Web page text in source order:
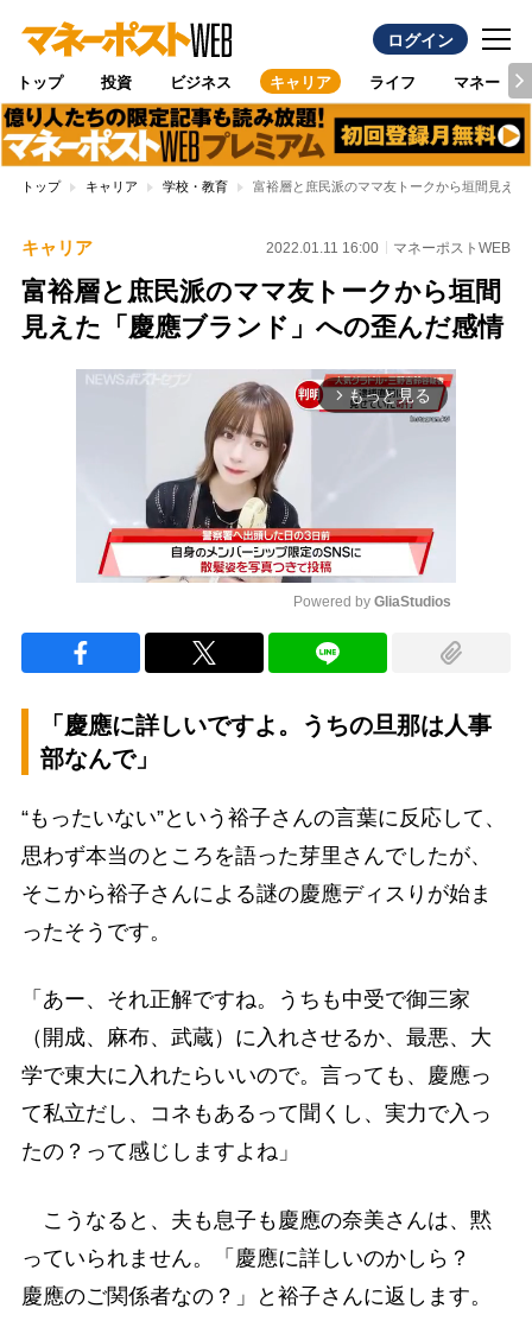
ログイン
トップ 投資 ビジネス キャリア ライフ マネー
トップ キャリア 学校・教育 富裕層と庶民派のママ友トークから垣間見え
キャリア 2022.01.11 16:00 マネーポストWEB
富裕層と庶民派のママ友トークから垣間
見えた「慶應ブランド」への歪んだ感情
arrow_forward_ios もっと見る
Powered by GliaStudios
「慶應に詳しいですよ。うちの旦那は人事
部なんで」
“もったいない”という裕子さんの言葉に反応して、
思わず本当のところを語った芽里さんでしたが、
そこから裕子さんによる謎の慶應ディスりが始ま
ったそうです。
「あー、それ正解ですね。うちも中受で御三家
（開成、麻布、武蔵）に入れさせるか、最悪、大
学で東大に入れたらいいので。言っても、慶應っ
て私立だし、コネもあるって聞くし、実力で入っ
たの？って感じしますよね」
こうなると、夫も息子も慶應の奈美さんは、黙
っていられません。「慶應に詳しいのかしら？
慶應のご関係者なの？」と裕子さんに返します。